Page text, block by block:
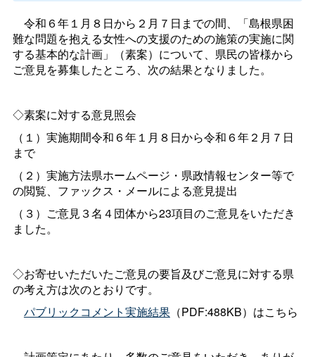
令和６年１月８日から２月７日までの間、「島根県困
難な問題を抱える女性への支援のための施策の実施に関
する基本的な計画」（素案）について、県民の皆様から
ご意見を募集したところ、次の結果となりました。
◇素案に対する意見照会
（１）実施期間令和６年１月８日から令和６年２月７日
まで
（２）実施方法県ホームページ・県政情報センター等で
の閲覧、ファックス・メールによる意見提出
（３）ご意見３名４団体から23項目のご意見をいただき
ました。
◇お寄せいただいたご意見の要旨及びご意見に対する県
の考え方は次のとおりです。
パブリックコメント実施結果（PDF:488KB）はこちら